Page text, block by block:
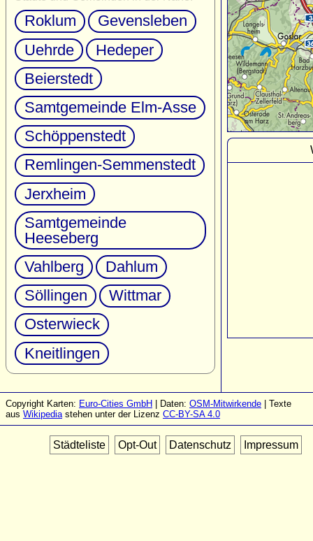
Roklum
Gevensleben
Uehrde
Hedeper
Beierstedt
Samtgemeinde Elm-Asse
Schöppenstedt
Remlingen-Semmenstedt
Jerxheim
Samtgemeinde
Heeseberg
Vahlberg
Dahlum
Söllingen
Wittmar
Osterwieck
Kneitlingen
Copyright Karten: Euro-Cities GmbH | Daten: OSM-Mitwirkende | Texte
aus Wikipediastehen unter der Lizenz CC-BY-SA 4.0
Städteliste Opt-Out Datenschutz Impressum